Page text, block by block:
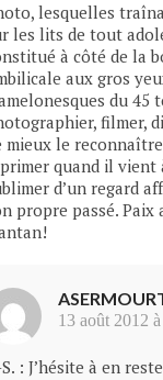
lesquelles
les lits de tout
à côté de la
aux gros
du 45
filmer,
mieux le
quand il vient
d’un regard
propre passé. Paix
13 août 2012
S. : J’hésite à en